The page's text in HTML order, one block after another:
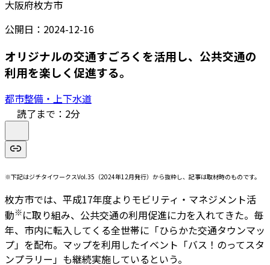
大阪府枚方市
公開日： 2024-12-16
オリジナルの交通すごろくを活用し、公共交通の
利用を楽しく促進する。
都市整備・上下水道
読了まで： 2分
※下記はジチタイワークスVol.35（2024年12月発行）から抜粋し、記事は取材時のものです。
枚方市では、平成17年度よりモビリティ・マネジメント活
動※に取り組み、公共交通の利用促進に力を入れてきた。毎
年、市内に転入してくる全世帯に「ひらかた交通タウンマッ
プ」を配布。マップを利用したイベント「バス！のってスタ
ンプラリー」も継続実施しているという。